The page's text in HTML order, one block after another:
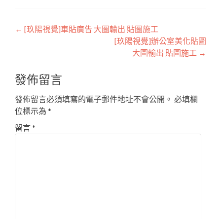
Post
← [玖陽視覺]車貼廣告 大圖輸出 貼圖施工
[玖陽視覺]辦公室美化貼圖
大圖輸出 貼圖施工 →
發佈留言
發佈留言必須填寫的電子郵件地址不會公開。 必填欄
位標示為 *
留言*